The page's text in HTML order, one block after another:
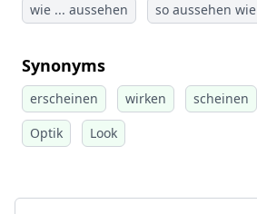
wie ... aussehen
so aussehen wie
Synonyms
erscheinen wirken scheinen
Optik
Look